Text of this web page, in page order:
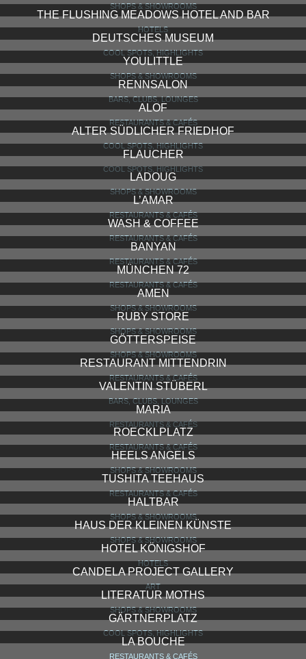
SHOPS & SHOWROOMS
THE FLUSHING MEADOWS HOTEL AND BAR
HOTELS
DEUTSCHES MUSEUM